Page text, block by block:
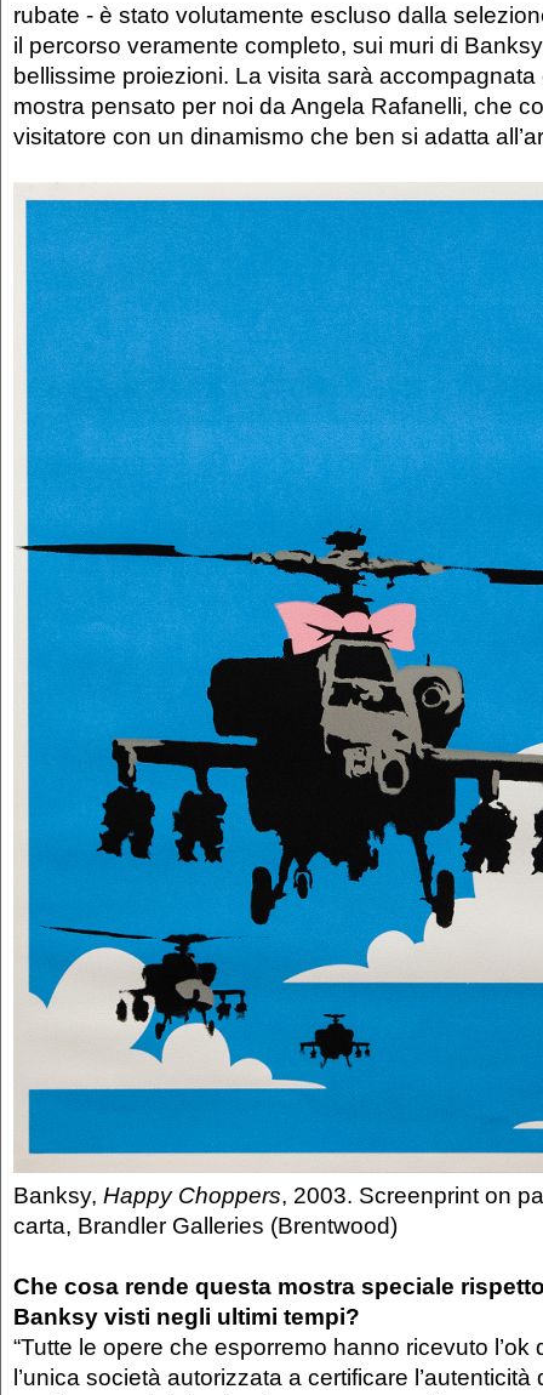
rubate - è stato volutamente escluso dalla
il percorso veramente completo, sui muri di
bellissime proiezioni. La visita sarà
mostra pensato per noi da Angela Rafanelli, che
visitatore con un dinamismo che ben si adatta
Banksy, Happy Choppers, 2003. Screenprint on
carta, Brandler Galleries (Brentwood)
Che cosa rende questa mostra speciale
Banksy visti negli ultimi tempi?
“Tutte le opere che esporremo hanno ricevuto l’ok
l’unica società autorizzata a certificare l’autenticità